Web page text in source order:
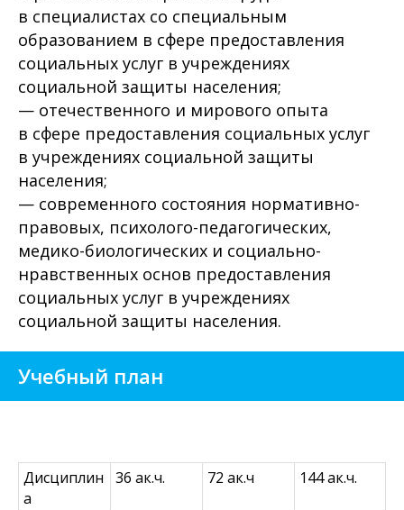
в специалистах со специальным
образованием в сфере предоставления
социальных услуг в учреждениях
социальной защиты населения;
— отечественного и мирового опыта
в сфере предоставления социальных услуг
в учреждениях социальной защиты
населения;
— современного состояния нормативно-
правовых, психолого-педагогических,
медико-биологических и социально-
нравственных основ предоставления
социальных услуг в учреждениях
социальной защиты населения.
Учебный план
Дисциплин
а
36 ак.ч. 72 ак.ч 144 ак.ч.